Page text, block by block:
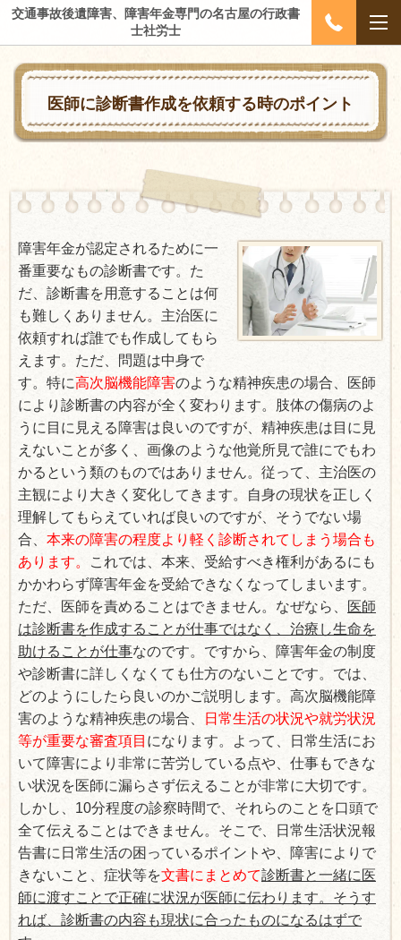
交通事故後遺障害、障害年金専門の名古屋の行政書
士社労士
医師に診断書作成を依頼する時のポイント
障害年金が認定されるために一
番重要なもの診断書です。た
だ、診断書を用意することは何
も難しくありません。主治医に
依頼すれば誰でも作成してもら
えます。ただ、問題は中身で
す。特に高次脳機能障害のような精神疾患の場合、医師
により診断書の内容が全く変わります。肢体の傷病のよ
うに目に見える障害は良いのですが、精神疾患は目に見
えないことが多く、画像のような他覚所見で誰にでもわ
かるという類のものではありません。従って、主治医の
主観により大きく変化してきます。自身の現状を正しく
理解してもらえていれば良いのですが、そうでない場
合、 本来の障害の程度より軽く診断されてしまう場合も
あります。
これでは、本来、受給すべき権利があるにも
かかわらず障害年金を受給できなくなってしまいます。
ただ、医師を責めることはできません。なぜなら、
医師
は診断書を作成することが仕事ではなく、治療し生命を
助けることが仕事なのです。ですから、障害年金の制度
や診断書に詳しくなくても仕方のないことです。では、
どのようにしたら良いのかご説明します。高次脳機能障
害のような精神疾患の場合、
日常生活の状況や就労状況
等が重要な審査項目 になります。よって、日常生活にお
いて障害により非常に苦労している点や、仕事もできな
い状況を医師に漏らさず伝えることが非常に大切です。
しかし、 10分程度の診察時間で、それらのことを口頭で
全て伝えることはできません。そこで、日常生活状況報
告書に日常生活の困っているポイントや、障害によりで
きないこと、症状等を文書にまとめて診断書と一緒に医
師に渡すことで正確に状況が医師に伝わります。そうす
れば、診断書の内容も現状に合ったものになるはずで